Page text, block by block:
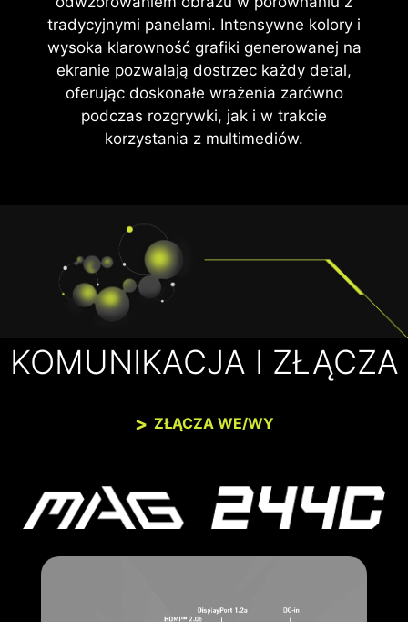
tradycyjnymi panelami. Intensywne kolory i
wysoka klarowność grafiki generowanej na
ekranie pozwalają dostrzec każdy detal,
oferując doskonałe wrażenia zarówno
podczas rozgrywki, jak i w trakcie
korzystania z multimediów.
KOMUNIKACJA I ZŁĄCZA
ZŁĄCZA WE/WY